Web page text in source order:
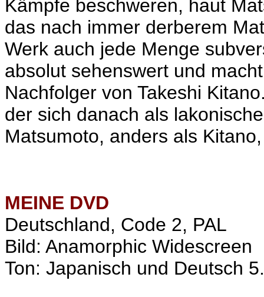
Kämpfe beschweren, haut
das nach immer derberem
Werk auch jede Menge
absolut sehenswert und
Nachfolger von Takeshi
der sich danach als
Matsumoto, anders als
MEINE DVD
Deutschland, Code 2, PAL
Bild: Anamorphic Widescreen
Ton: Japanisch und Deutsch